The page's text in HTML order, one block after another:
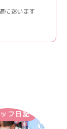
に迷います
フ日記